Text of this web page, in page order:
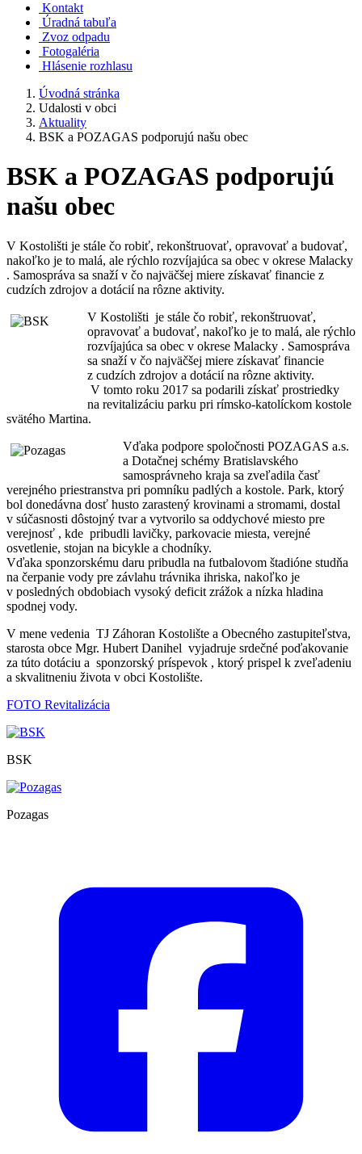
Kontakt
Úradná tabuľa
Zvoz odpadu
Fotogaléria
Hlásenie rozhlasu
Úvodná stránka
Udalosti v obci
Aktuality
BSK a POZAGAS podporujú našu obec
BSK a POZAGAS podporujú
našu obec
V Kostolišti je stále čo robiť, rekonštruovať, opravovať a budovať,
nakoľko je to malá, ale rýchlo rozvíjajúca sa obec v okrese Malacky
. Samospráva sa snaží v čo najväčšej miere získavať financie z
cudzích zdrojov a dotácií na rôzne aktivity.
V Kostolišti je stále čo robiť, rekonštruovať,
opravovať a budovať, nakoľko je to malá, ale rýchlo
rozvíjajúca sa obec v okrese Malacky . Samospráva
sa snaží v čo najväčšej miere získavať financie
z cudzích zdrojov a dotácií na rôzne aktivity.
V tomto roku 2017 sa podarili získať prostriedky
na revitalizáciu parku pri rímsko-katolíckom kostole
svätého Martina.
Vďaka podpore spoločnosti POZAGAS a.s.
a Dotačnej schémy Bratislavského
samosprávneho kraja sa zveľadila časť
verejného priestranstva pri pomníku padlých a kostole. Park, ktorý
bol donedávna dosť husto zarastený krovinami a stromami, dostal
v súčasnosti dôstojný tvar a vytvorilo sa oddychové miesto pre
verejnosť , kde pribudli lavičky, parkovacie miesta, verejné
osvetlenie, stojan na bicykle a chodníky.
Vďaka sponzorskému daru pribudla na futbalovom štadióne studňa
na čerpanie vody pre závlahu trávnika ihriska, nakoľko je
v posledných obdobiach vysoký deficit zrážok a nízka hladina
spodnej vody.
V mene vedenia TJ Záhoran Kostolište a Obecného zastupiteľstva,
starosta obce Mgr. Hubert Danihel vyjadruje srdečné poďakovanie
za túto dotáciu a sponzorský príspevok , ktorý prispel k zveľadeniu
a skvalitneniu života v obci Kostolište.
FOTO Revitalizácia
BSK
Pozagas